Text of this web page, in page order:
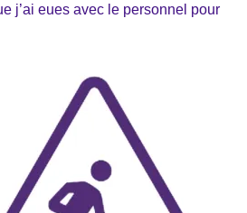
j’ai eues avec le personnel pour